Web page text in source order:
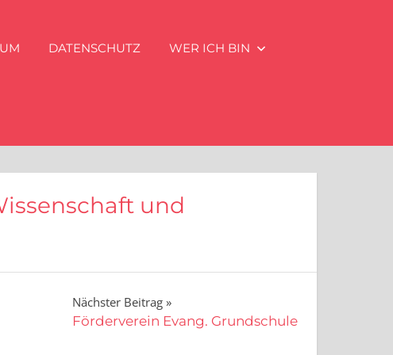
DATENSCHUTZ WER ICH BIN
und
Nächster Beitrag
Förderverein Evang. Grundschule